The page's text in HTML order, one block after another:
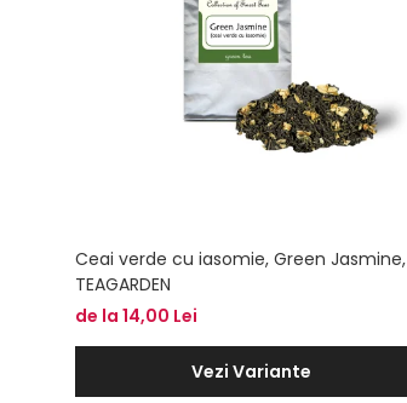
Ceai verde cu iasomie, Green Jasmine,
TEAGARDEN
de la 14,00 Lei
Vezi Variante